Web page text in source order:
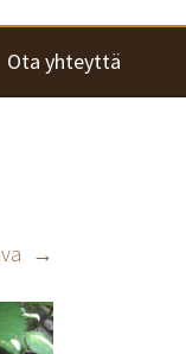
Ota yhteyttä